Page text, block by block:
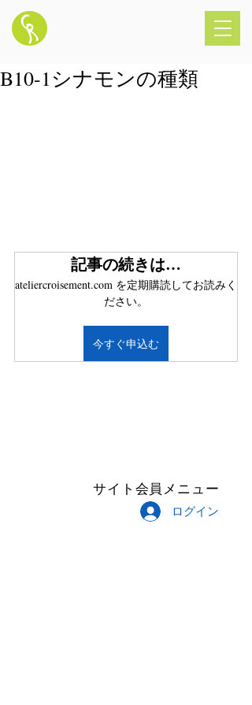
B10-1シナモンの種類
記事の続きは…
ateliercroisement.com を定期購読してお読みく
ださい。
今すぐ申込む
サイト会員メニュー
ログイン